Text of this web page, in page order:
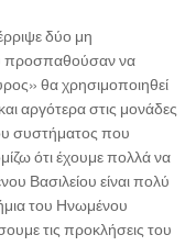
δύο μη
προσπαθούσαν να
θα χρησιμοποιηθεί
αργότερα στις μονάδες
συστήματος που
ότι έχουμε πολλά να
Βασιλείου είναι πολύ
του Ηνωμένου
τις προκλήσεις του